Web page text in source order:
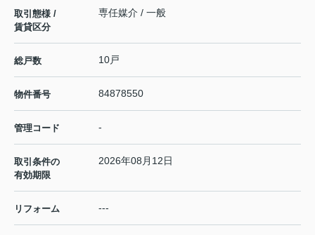
取引態様 /
賃貸区分
専任媒介 / 一般
総戸数 10戸
物件番号 84878550
管理コード -
取引条件の
有効期限
2026年08月12日
リフォーム ---